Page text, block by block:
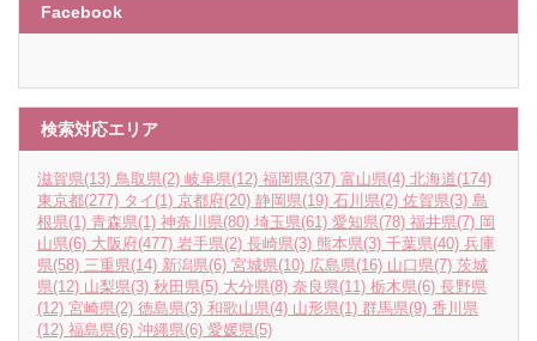
Facebook
検索対応エリア
滋賀県(13) 鳥取県(2) 岐阜県(12) 福岡県(37) 富山県(4) 北海道(174)
東京都(277) タイ (1) 京都府(20) 静岡県(19) 石川県(2) 佐賀県(3) 島
根県(1) 青森県(1) 神奈川県(80) 埼玉県(61) 愛知県(78) 福井県(7) 岡
山県(6) 大阪府(477) 岩手県(2) 長崎県(3) 熊本県(3) 千葉県(40) 兵庫
県(58) 三重県(14) 新潟県(6) 宮城県(10) 広島県(16) 山口県(7) 茨城
県(12) 山梨県(3) 秋田県(5) 大分県(8) 奈良県(11) 栃木県(6) 長野県
(12) 宮崎県(2) 徳島県(3) 和歌山県(4) 山形県(1) 群馬県(9) 香川県
(12) 福島県(6) 沖縄県(6) 愛媛県(5)